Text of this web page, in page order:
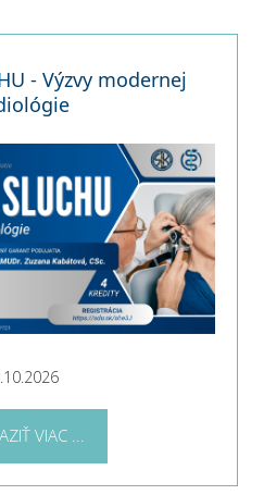
- Výzvy modernej
VIAC ...